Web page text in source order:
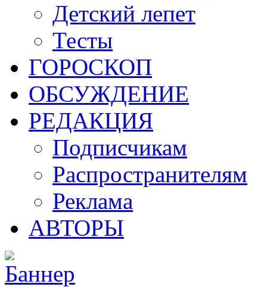
Детский лепет
Тесты
ГОРОСКОП
ОБСУЖДЕНИЕ
РЕДАКЦИЯ
Подписчикам
Распространителям
Реклама
АВТОРЫ